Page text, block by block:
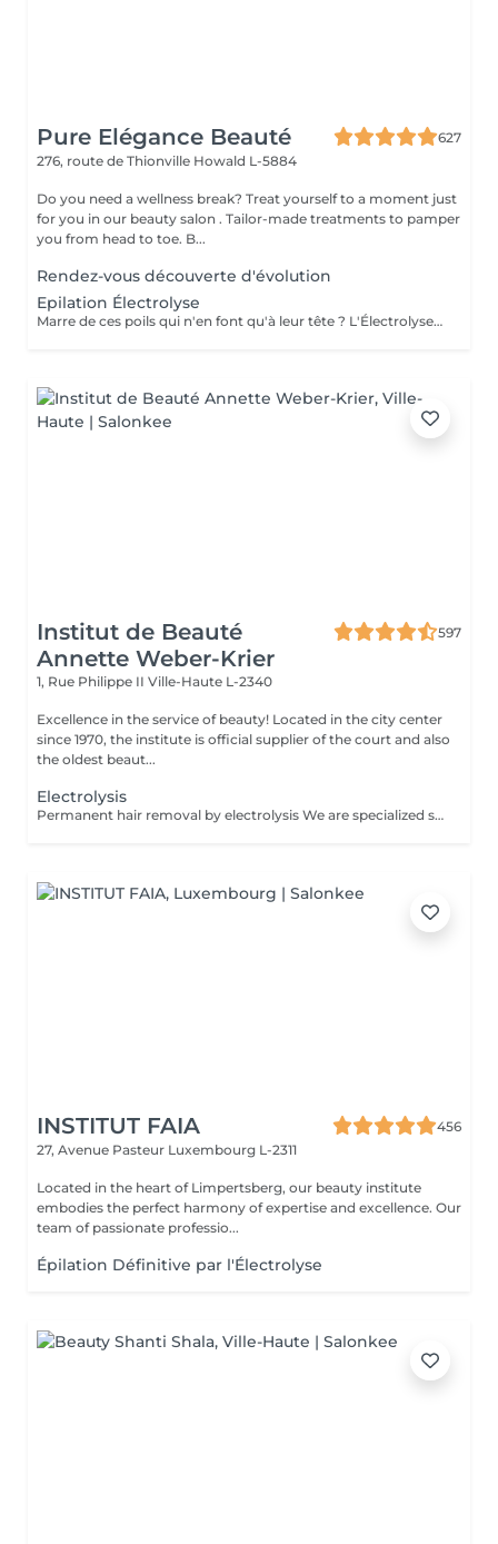
Pure Elégance Beauté
627
276, route de Thionville Howald L-5884
Do you need a wellness break? Treat yourself to a moment just
for you in our beauty salon . Tailor-made treatments to pamper
you from head to toe. B...
Rendez-vous découverte d'évolution
Epilation Électrolyse
Marre de ces poils qui n'en font qu'à leur tête ? L'Électrolyse est l'unique méthode reconnue comme 100% définitive, poil par poil. Elle neutralise tout, même les poils blonds, blancs ou ceux que le laser a ratés. C'est précis, c'est permanent. Le prix s'ajuste à la minute : vous ne payez que le temps vraiment nécessaire.
Institut de Beauté
Annette Weber-Krier
597
1, Rue Philippe II Ville-Haute L-2340
Excellence in the service of beauty! Located in the city center
since 1970, the institute is official supplier of the court and also
the oldest beaut...
Electrolysis
Permanent hair removal by electrolysis We are specialized since 1970 in permanent hair removal by electrolysis, the effectiveness of this method of permanent hair removal is indisputable. Electrolysis allows permanent removal of the cells responsible for hair growth by inserting a filament into the hair follicle and applying a high-speed current adjusted according to the hair and the targeted region. All skin and hair colors as well as all regions can be treated efficiently and without any compromise.
INSTITUT FAIA
456
27, Avenue Pasteur Luxembourg L-2311
Located in the heart of Limpertsberg, our beauty institute
embodies the perfect harmony of expertise and excellence. Our
team of passionate professio...
Épilation Définitive par l'Électrolyse